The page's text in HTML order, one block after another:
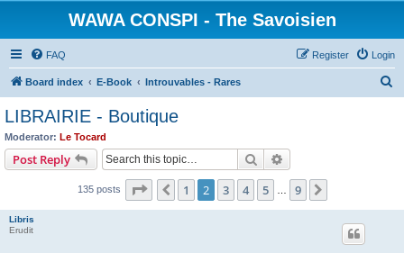
WAWA CONSPI - The Savoisien
FAQ Login
Register
Board index E-Book Introuvables - Rares
LIBRAIRIE - Boutique
Moderator: Le Tocard
Post Reply Search
135 posts Page of 9
Previous
1 2 3 4 5 9
Libris
Erudit